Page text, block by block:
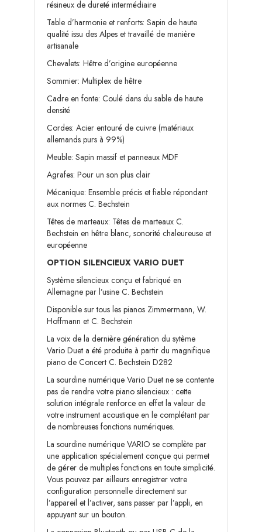
résineux de dureté intermédiaire
Table d’harmonie et renforts: Sapin de haute
qualité issu des Alpes et travaillé de manière
artisanale
Chevalets: Hêtre d’origine européenne
Sommier: Multiplex de hêtre
Cadre en fonte: Coulé dans du sable de haute
densité
Cordes: Acier entouré de cuivre (matériaux
allemands purs à 99%)
Meuble: Sapin massif et panneaux MDF
Agrafes: Pour un son plus clair
Mécanique: Ensemble précis et fiable répondant
aux normes C. Bechstein
Têtes de marteaux: Têtes de marteaux C.
Bechstein en hêtre blanc, sonorité chaleureuse et
européenne
OPTION SILENCIEUX VARIO DUET
Système silencieux conçu et fabriqué en
Allemagne par l’usine C. Bechstein
Disponible sur tous les pianos Zimmermann, W.
Hoffmann et C. Bechstein
La voix de la dernière génération du sytème
Vario Duet a été produite à partir du magnifique
piano de Concert C. Bechstein D282
La sourdine numérique Vario Duet ne se contente
pas de rendre votre piano silencieux : cette
solution intégrale renforce en effet la valeur de
votre instrument acoustique en le complétant par
de nombreuses fonctions numériques.
La sourdine numérique VARIO se complète par
une application spécialement conçue qui permet
de gérer de multiples fonctions en toute simplicité.
Vous pouvez par ailleurs enregistrer votre
configuration personnelle directement sur
l’appareil et l’activer, sans passer par l’appli, en
appuyant sur un bouton.